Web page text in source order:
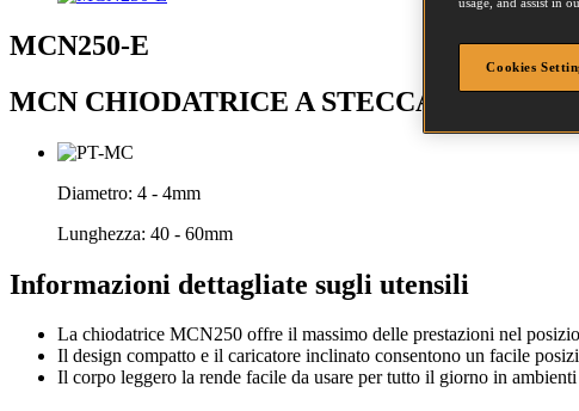
MCN250-E
MCN CHIODATRICE A STECCA 60MM
Diametro: 4 - 4mm
Lunghezza: 40 - 60mm
Informazioni dettagliate sugli utensili
La chiodatrice MCN250 offre il massimo delle prestazioni nel
Il design compatto e il caricatore inclinato consentono un facile
Il corpo leggero la rende facile da usare per tutto il giorno in
Cookies